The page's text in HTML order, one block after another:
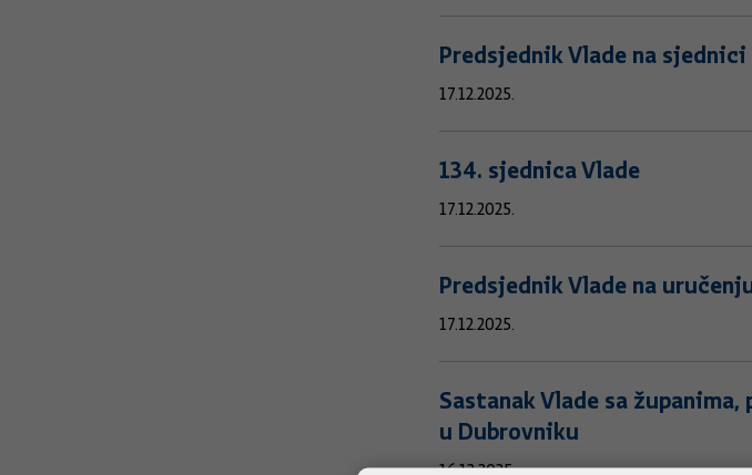
Predsjednik Vlade na sjednici
17.12.2025.
134. sjednica Vlade
17.12.2025.
Predsjednik Vlade na
17.12.2025.
Sastanak Vlade sa
u Dubrovniku
16.12.2025.